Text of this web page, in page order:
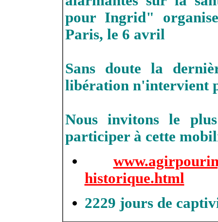
pour Ingrid"
Paris, le 6 avril
Sans doute la
libération n'intervient
Nous invitons le
participer à cette
historique.html
2229 jours de